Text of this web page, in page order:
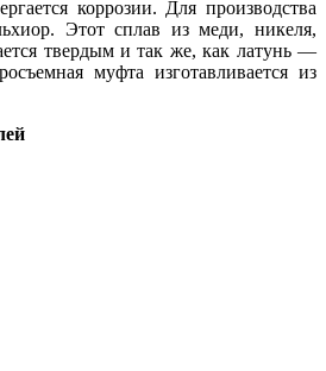
коррозии. Для производства
Этот сплав из меди, никеля,
твердым и так же, как латунь —
муфта изготавливается из